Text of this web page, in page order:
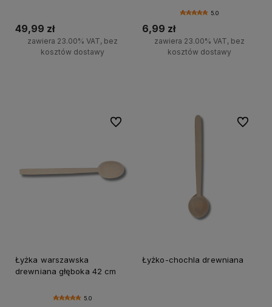
49,99 zł
zawiera 23.00% VAT, bez
kosztów dostawy
5.0
6,99 zł
zawiera 23.00% VAT, bez
kosztów dostawy
Łyżka warszawska
drewniana głęboka 42 cm
5.0
Do ulubionych
Łyżko-chochla drewniana
Do